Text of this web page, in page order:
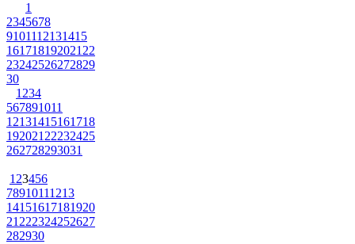
1
2345678
9101112131415
16171819202122
23242526272829
30
1234
567891011
12131415161718
19202122232425
262728293031
123456
78910111213
14151617181920
21222324252627
282930